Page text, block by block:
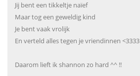
Jij bent een tikkeltje naïef
Maar tog een geweldig kind
Je bent vaak vrolijk
En verteld alles tegen je vriendinnen <3333
Daarom lieft ik shannon zo hard ^^ !!